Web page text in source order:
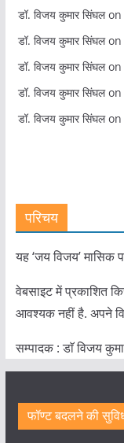
डॉ. विजय कुमार सिंघलon
डॉ. विजय कुमार सिंघलon
डॉ. विजय कुमार सिंघलon
डॉ. विजय कुमार सिंघलon
डॉ. विजय कुमार सिंघलon
परिचय
यह ‘जय विजय’ मासिक
वेबसाइट में प्रकाशित
आवश्यक नहीं है. अपने
सम्पादक : डाॅ विजय
फॉण्ट बदलने की